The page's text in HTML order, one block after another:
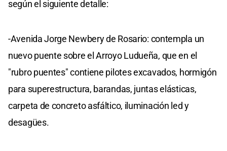
según el siguiente detalle:
-Avenida Jorge Newbery de Rosario: contempla un
nuevo puente sobre el Arroyo Ludueña, que en el
"rubro puentes" contiene pilotes excavados, hormigón
para superestructura, barandas, juntas elásticas,
carpeta de concreto asfáltico, iluminación led y
desagües.